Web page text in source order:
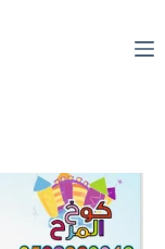
المحتوى